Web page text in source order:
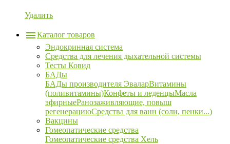
Удалить
Каталог товаров
Эндокринная система
Средства для лечения дыхательной системы
Тесты Ковид
БАДы
БАДы производителя ЭваларВитамины
(поливитамины)Конфеты и леденцыМасла
эфирныеРанозаживляющие, повыш
регенерациюСредства для ванн (соли, пенки...)
Вакцины
Гомеопатические средства
Гомеопатические средства Хель